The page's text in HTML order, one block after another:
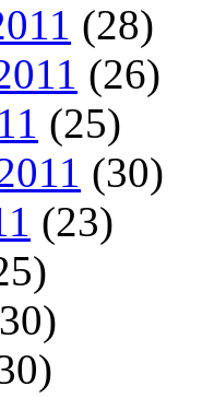
(28)
(26)
(25)
(30)
(23)